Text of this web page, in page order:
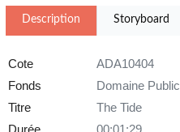
Description Storyboard
Cote
ADA10404
Fonds
Domaine Public
Titre
The Tide